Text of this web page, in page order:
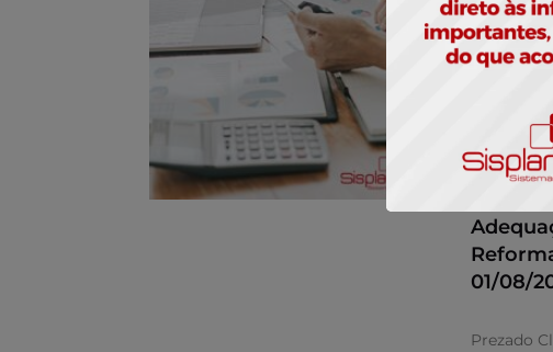
01/08/
Prezado